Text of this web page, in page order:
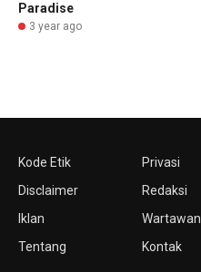
Paradise
3 year ago
Kode Etik
Disclaimer
Iklan
Tentang
Privasi
Redaksi
Wartawan
Kontak